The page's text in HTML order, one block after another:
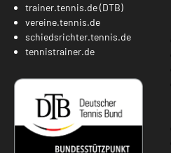
trainer.tennis.de (DTB)
vereine.tennis.de
schiedsrichter.tennis.de
tennistrainer.de